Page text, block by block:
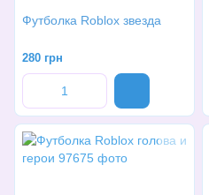
Футболка Roblox звезда
280 грн